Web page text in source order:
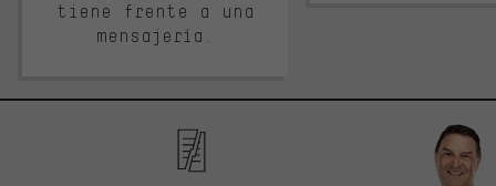
tiene frente a una
mensajería.